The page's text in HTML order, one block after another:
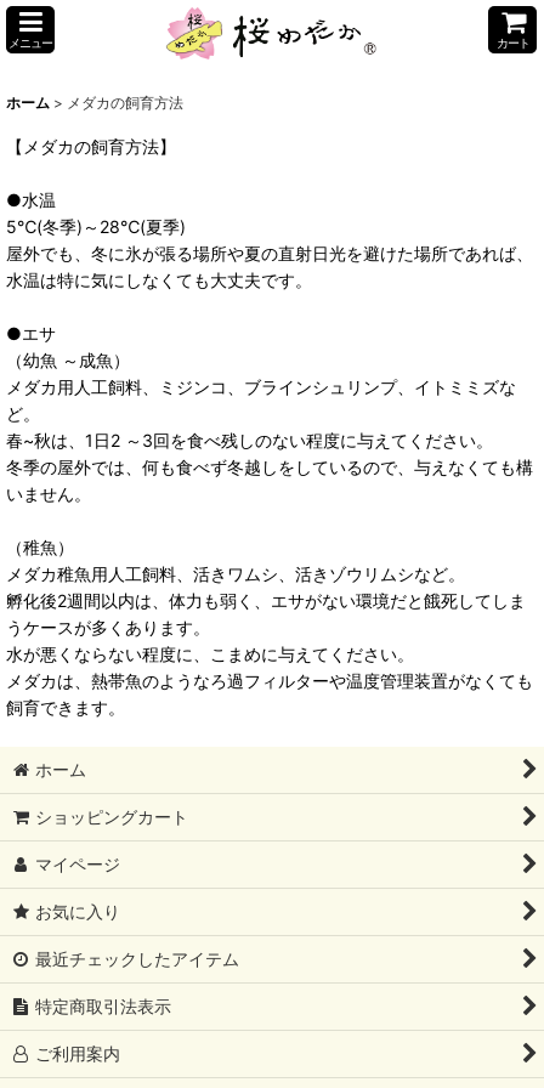
メニュー カート
ホーム > メダカの飼育方法
【メダカの飼育方法】
●水温
5℃(冬季)～28℃(夏季)
屋外でも、冬に氷が張る場所や夏の直射日光を避けた場所であれば、
水温は特に気にしなくても大丈夫です。
●エサ
（幼魚 ～成魚）
メダカ用人工飼料、ミジンコ、ブラインシュリンプ、イトミミズな
ど。
春~秋は、1日2 ～3回を食べ残しのない程度に与えてください。
冬季の屋外では、何も食べず冬越しをしているので、与えなくても構
いません。
（稚魚）
メダカ稚魚用人工飼料、活きワムシ、活きゾウリムシなど。
孵化後2週間以内は、体力も弱く、エサがない環境だと餓死してしま
うケースが多くあります。
水が悪くならない程度に、こまめに与えてください。
メダカは、熱帯魚のようなろ過フィルターや温度管理装置がなくても
飼育できます。
ホーム
ショッピングカート
マイページ
お気に入り
最近チェックしたアイテム
特定商取引法表示
ご利用案内